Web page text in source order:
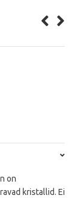
on
kristallid. Ei